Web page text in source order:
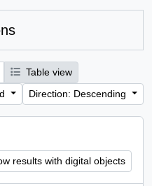
Table view
Direction: Descending
results with digital objects